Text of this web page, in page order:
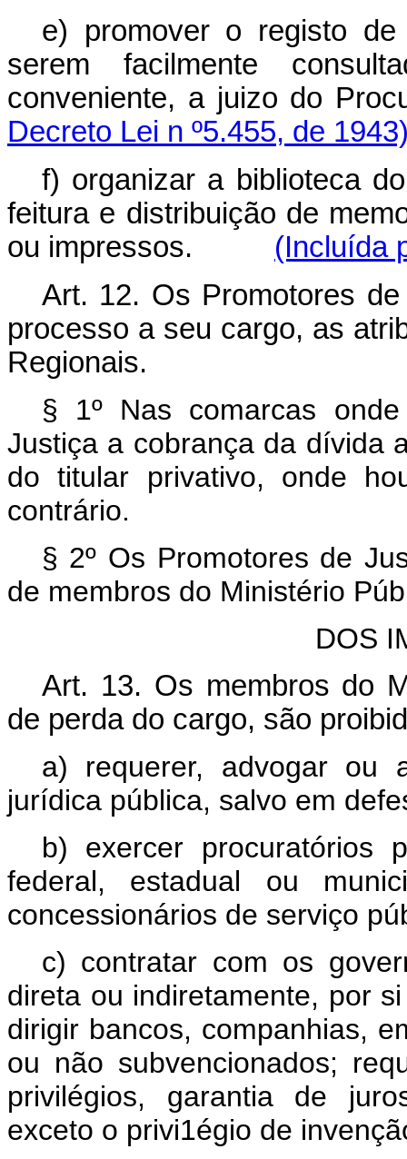
e) promover o registo
serem facilmente
conveniente, a juizo do
Decreto Lei n º5.455, de
f) organizar a biblioteca
feitura e distribuição de
ou impressos. (Incluída
Art. 12. Os Promotores
processo a seu cargo, as
Regionais.
§ 1º Nas comarcas
Justiça a cobrança da dívida
do titular privativo, onde
contrário.
§ 2º Os Promotores de
de membros do Ministério
DOS
Art. 13. Os membros do
de perda do cargo, são
a) requerer, advogar ou
jurídica pública, salvo em
b) exercer procuratórios
federal, estadual ou
concessionários de serviço
c) contratar com os
direta ou indiretamente, por
dirigir bancos, companhias,
ou não subvencionados;
privilégios, garantia de
exceto o privi1égio de